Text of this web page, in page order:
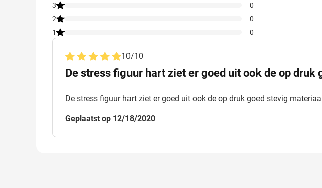
3
0
2
0
1
0
10/10
De stress figuur hart ziet er goed uit ook de op druk
De stress figuur hart ziet er goed uit ook de op druk goed stevig
Geplaatst op 12/18/2020